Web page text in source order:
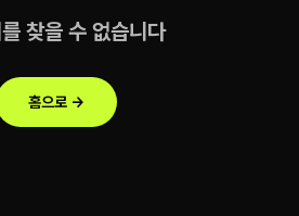
찾을 수 없습니다
홈으로 →